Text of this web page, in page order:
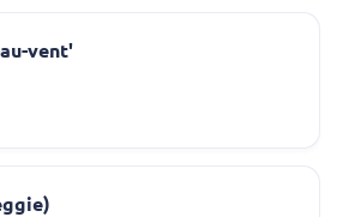
vent'